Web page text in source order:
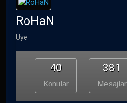
RoHaN
Üye
40
Konular
381
Mesajlar